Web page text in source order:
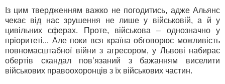
Із цим твердженням важко не погодитись, адже Альянс
чекає від нас зрушення не лише у військовій, а й у
цивільних сферах. Проте, військова – однозначно у
пріоритеті... Але поки вся країна обговорює можливість
повномасштабної війни з агресором, у Львові набирає
обертів скандал пов’язаний з бажанням виселити
військових правоохоронців з їх військових частин.